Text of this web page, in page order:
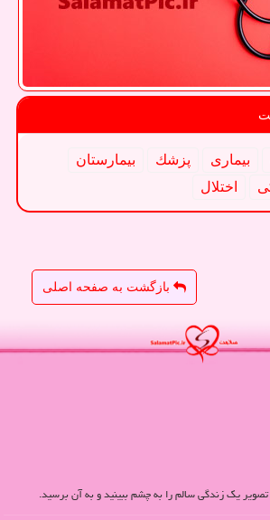
بیماری پزشك
بیمارستان
اختلال
بازگشت به صفحه اصلی
تصویر یک زندگی سالم را به چشم ببینید و به آن برسید.